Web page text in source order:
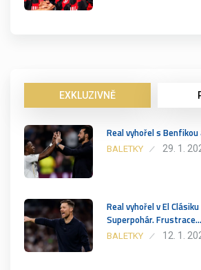
EXKLUZIVNĚ
Real vyhořel s
BALETKY 29. 1.
Real vyhořel v El
Superpohár. Frustrace…
BALETKY 12. 1.